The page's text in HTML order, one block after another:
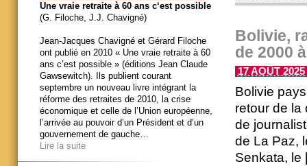
Bolivie,
de 2000
17 AOÛT
Bolivie
retour de
de
de La Paz,
Senkata, le
Une vraie retraite à 60 ans c‘est possible
(G. Filoche, J.J. Chavigné)
Jean-Jacques Chavigné et Gérard Filoche
ont publié en 2010 « Une vraie retraite à 60
ans c’est possible » (éditions Jean Claude
Gawsewitch). Ils publient courant
septembre un nouveau livre intégrant la
réforme des retraites de 2010, la crise
économique et celle de l’Union européenne,
l’arrivée au pouvoir d’un Président et d’un
gouvernement de gauche…
Lire la suite